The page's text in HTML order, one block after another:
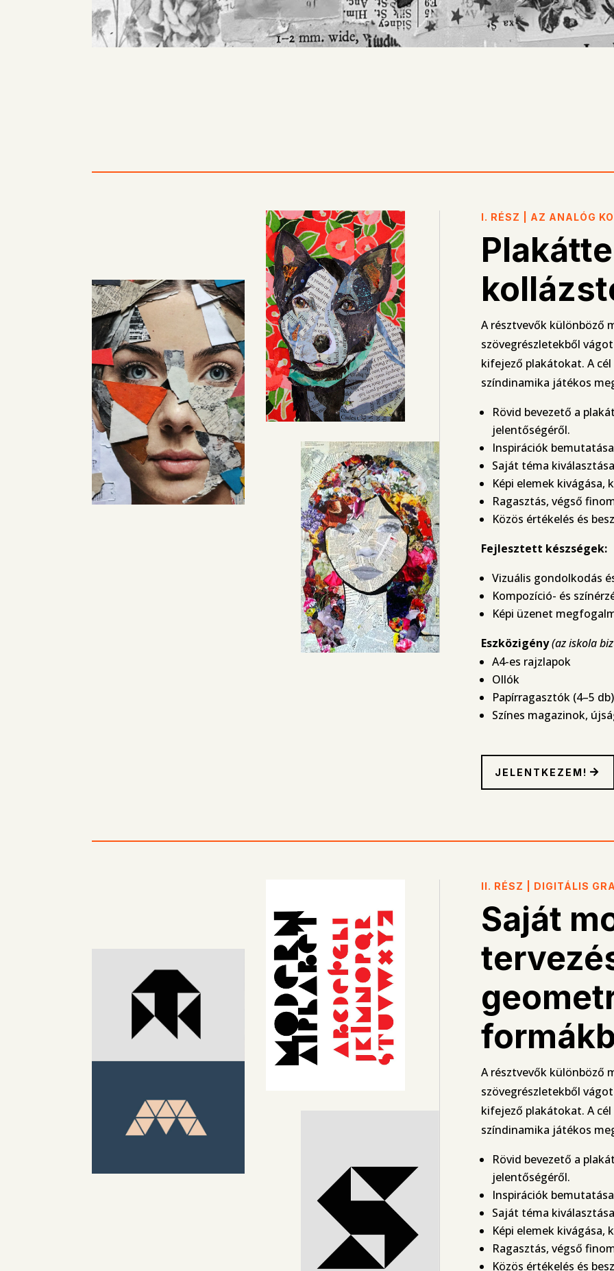
I. RÉSZ | AZ ANALÓG
A résztvevők különböző
szövegrészletekből
kifejező plakátokat. A
színdinamika játékos
Rövid bevezető a
jelentőségéről.
Inspirációk
Saját téma
Képi elemek kivágása,
Ragasztás, végső
Közös értékelés és
Fejlesztett készségek:
Vizuális gondolkodás
Kompozíció- és
Képi üzenet
Eszközigény(az iskola
A4-es rajzlapok
Ollók
Papírragasztók (4–5 db)
Színes magazinok,
JELENTKEZEM!
II. RÉSZ | DIGITÁLIS
Saját
A résztvevők különböző
szövegrészletekből
kifejező plakátokat. A
színdinamika játékos
Rövid bevezető a
jelentőségéről.
Inspirációk
Saját téma
Képi elemek kivágása,
Ragasztás, végső
Közös értékelés és